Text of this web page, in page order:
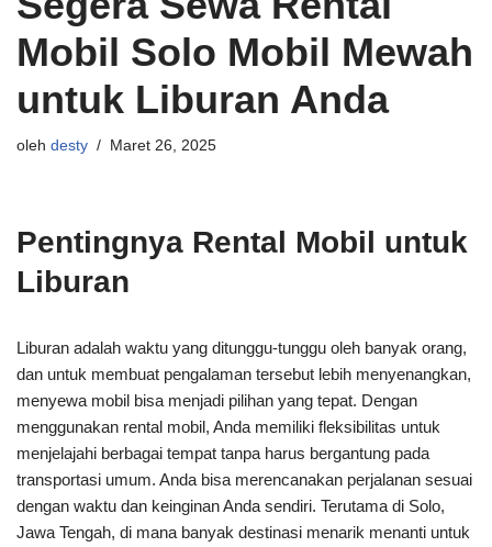
Mobil Solo Mobil Mewah
untuk Liburan Anda
oleh desty Maret 26, 2025
Pentingnya Rental Mobil untuk
Liburan
Liburan adalah waktu yang ditunggu-tunggu oleh banyak orang,
dan untuk membuat pengalaman tersebut lebih menyenangkan,
menyewa mobil bisa menjadi pilihan yang tepat. Dengan
menggunakan rental mobil, Anda memiliki fleksibilitas untuk
menjelajahi berbagai tempat tanpa harus bergantung pada
transportasi umum. Anda bisa merencanakan perjalanan sesuai
dengan waktu dan keinginan Anda sendiri. Terutama di Solo,
Jawa Tengah, di mana banyak destinasi menarik menanti untuk